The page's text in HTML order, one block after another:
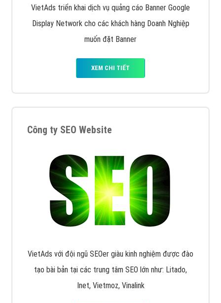
VietAds triển khai dịch vụ quảng cáo Banner Google
Display Network cho các khách hàng Doanh Nghiệp
muốn đặt Banner
XEM CHI TIẾT
Công ty SEO Website
VietAds với đội ngũ SEOer giàu kinh nghiệm được đào
tạo bài bản tại các trung tâm SEO lớn như: Litado,
Inet, Vietmoz, Vinalink